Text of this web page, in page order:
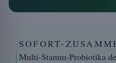
SOFORT-
Multi-Stamm-Probiotika